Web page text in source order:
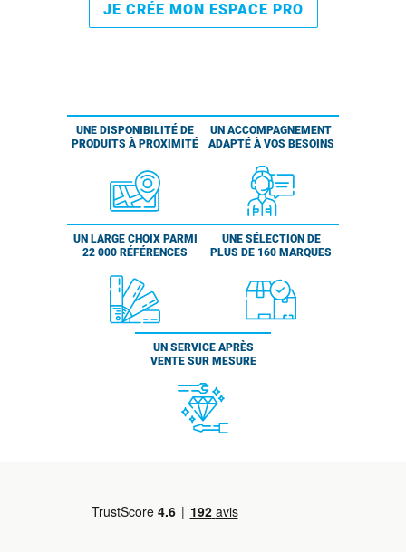
JE CRÉE MON ESPACE PRO
UNE DISPONIBILITÉ DE
PRODUITS À PROXIMITÉ
UN ACCOMPAGNEMENT
ADAPTÉ À VOS BESOINS
UN LARGE CHOIX PARMI
22 000 RÉFÉRENCES
UNE SÉLECTION DE
PLUS DE 160 MARQUES
UN SERVICE APRÈS
VENTE SUR MESURE